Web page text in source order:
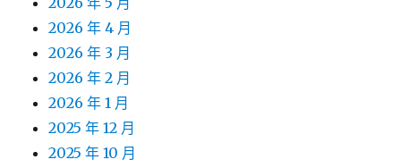
2026 年 4 月
2026 年 3 月
2026 年 2 月
2026 年 1 月
2025 年 12 月
2025 年 10 月